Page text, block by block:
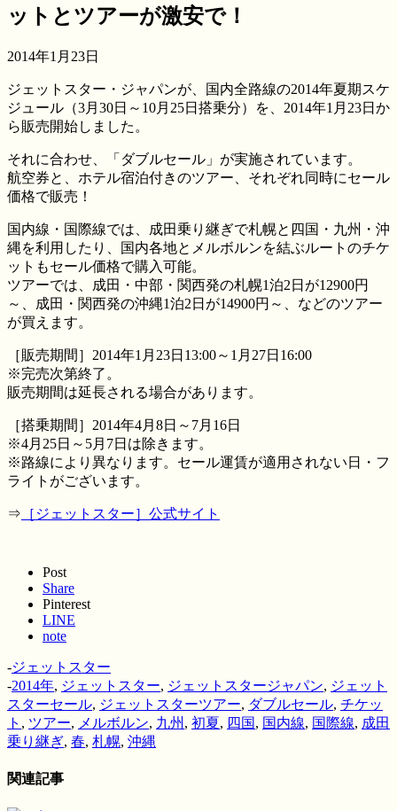
ットとツアーが激安で！
2014年1月23日
ジェットスター・ジャパンが、国内全路線の2014年夏期スケ
ジュール（3月30日～10月25日搭乗分）を、2014年1月23日か
ら販売開始しました。
それに合わせ、「ダブルセール」が実施されています。
航空券と、ホテル宿泊付きのツアー、それぞれ同時にセール
価格で販売！
国内線・国際線では、成田乗り継ぎで札幌と四国・九州・沖
縄を利用したり、国内各地とメルボルンを結ぶルートのチケ
ットもセール価格で購入可能。
ツアーでは、成田・中部・関西発の札幌1泊2日が12900円
～、成田・関西発の沖縄1泊2日が14900円～、などのツアー
が買えます。
［販売期間］2014年1月23日13:00～1月27日16:00
※完売次第終了。
販売期間は延長される場合があります。
［搭乗期間］2014年4月8日～7月16日
※4月25日～5月7日は除きます。
※路線により異なります。セール運賃が適用されない日・フ
ライトがございます。
⇒ ［ジェットスター］公式サイト
Post
Share
Pinterest
LINE
note
-ジェットスター
-2014年, ジェットスター, ジェットスタージャパン, ジェット
スターセール, ジェットスターツアー, ダブルセール, チケッ
ト , ツアー, メルボルン, 九州 , 初夏, 四国, 国内線, 国際線, 成田
乗り継ぎ, 春, 札幌, 沖縄
関連記事